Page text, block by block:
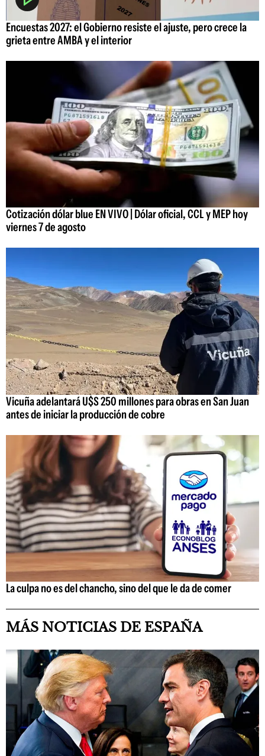
Encuestas 2027: el Gobierno resiste el ajuste, pero crece la
grieta entre AMBA y el interior
Cotización dólar blue EN VIVO | Dólar oficial, CCL y MEP hoy
viernes 7 de agosto
Vicuña adelantará U$S 250 millones para obras en San Juan
antes de iniciar la producción de cobre
La culpa no es del chancho, sino del que le da de comer
MÁS NOTICIAS DE ESPAÑA